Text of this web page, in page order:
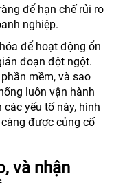
để hạn chế rủi ro
nghiệp.
để hoạt động ổn
đoạn đột ngột.
mềm, và sao
luôn vận hành
yếu tố này, hình
được củng cố
và nhận